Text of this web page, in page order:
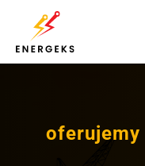
oferujemy